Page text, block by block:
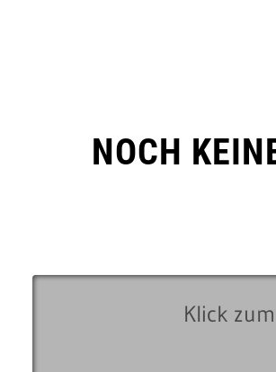
NOCH